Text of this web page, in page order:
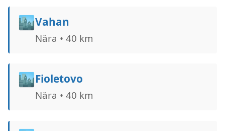
🏙️Vahan
Nära • 40 km
🏙️Fioletovo
Nära • 40 km